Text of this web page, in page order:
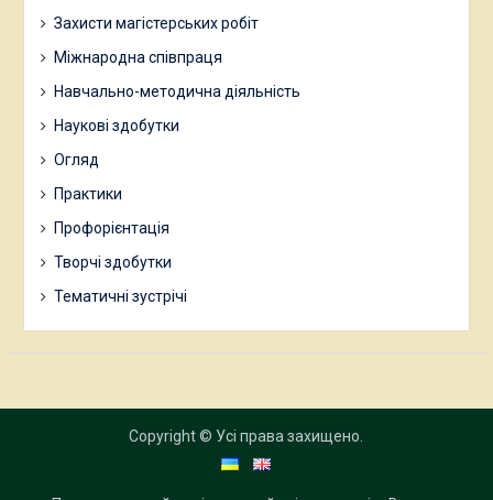
Захисти магістерських робіт
Міжнародна співпраця
Навчально-методична діяльність
Наукові здобутки
Огляд
Практики
Профорієнтація
Творчі здобутки
Тематичні зустрічі
Copyright © Усі права захищено.